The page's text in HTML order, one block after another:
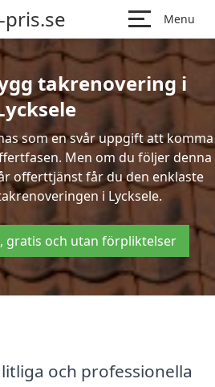
Menu
takrenovering i
som en svår uppgift att komma
Men om du följer denna
offerttjänst får du den enklaste
i Lycksele.
gratis och utan förpliktelser
och professionella